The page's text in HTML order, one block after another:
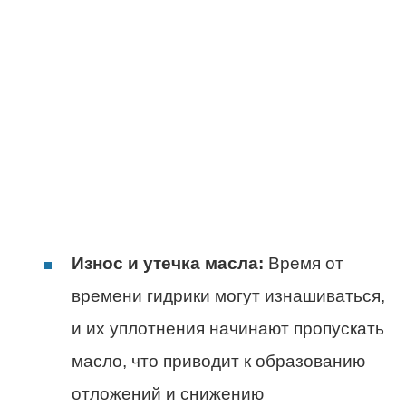
Износ и утечка масла: Время от
времени гидрики могут изнашиваться,
и их уплотнения начинают пропускать
масло, что приводит к образованию
отложений и снижению